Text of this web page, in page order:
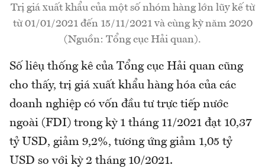
Trị giá xuất khẩu của một số nhóm hàng lớn lũy kế từ
từ 01/01/2021 đến 15/11/2021 và cùng kỳ năm 2020
(Nguồn: Tổng cục Hải quan).
Số liệu thống kê của Tổng cục Hải quan cũng
cho thấy, trị giá xuất khẩu hàng hóa của các
doanh nghiệp có vốn đầu tư trực tiếp nước
ngoài (FDI) trong kỳ 1 tháng 11/2021 đạt 10,37
tỷ USD, giảm 9,2%, tương ứng giảm 1,05 tỷ
USD so với kỳ 2 tháng 10/2021.